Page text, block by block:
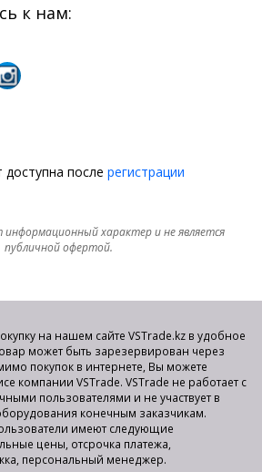
к нам:
доступна после регистрации
характер и не является
публичной офертой.
на нашем сайте VSTrade.kz в удобное
может быть зарезервирован через
покупок в интернете, Вы можете
компании VSTrade. VSTrade не работает с
пользователями и не участвует в
конечным заказчикам.
имеют следующие
цены, отсрочка платежа,
персональный менеджер.